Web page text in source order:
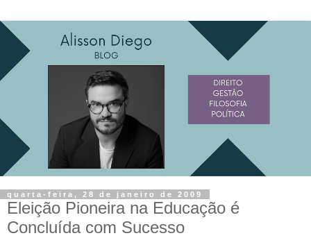
quarta-feira, 28 de janeiro de 2009
Eleição Pioneira na Educação é
Concluída com Sucesso